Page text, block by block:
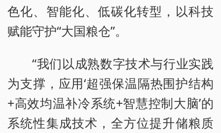
色化、智能化、低碳化转型，以科技
赋能守护“大国粮仓”。
“我们以成熟数字技术与行业实践
为支撑，应用‘超强保温隔热围护结构
+高效均温补冷系统+智慧控制大脑’的
系统性集成技术，全方位提升储粮质